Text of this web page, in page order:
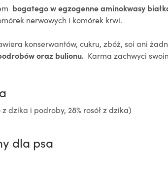
bogatego w egzogenne aminokwasy
nerwowych i komórek krwi.
konserwantów, cukru, zbóż, soi ani
oraz bulionu. Karma zachwyci
z dzika i podroby, 28% rosół z dzika)
dla psa